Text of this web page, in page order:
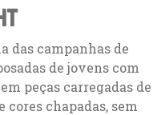
das campanhas de
de jovens com
peças carregadas de
cores chapadas, sem